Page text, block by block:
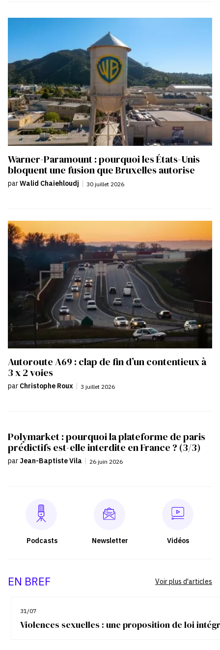
Warner-Paramount : pourquoi les États-Unis
bloquent une fusion que Bruxelles autorise
parWalid Chaiehloudj | 30 juillet 2026
Autoroute A69 : clap de fin d’un contentieux à
3 x 2 voies
par Christophe Roux | 3 juillet 2026
Polymarket : pourquoi la plateforme de paris
prédictifs est-elle interdite en France ? (3/3)
par Jean-Baptiste Vila 26 juin 2026
Podcasts Newsletter Vidéos
EN BREF
31/07
Violences sexuelles : une proposition de loi
Voir plus d'articles